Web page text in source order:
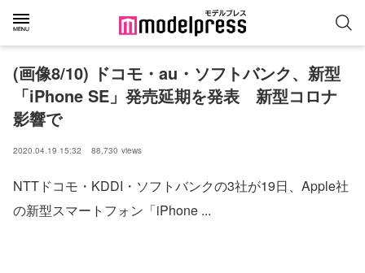
(画像8/10) ドコモ・au・ソフトバンク、新型
「iPhone SE」発売延期を発表 新型コロナ
影響で
2020.04.19 15:32 88,730 views
NTTドコモ・KDDI・ソフトバンクの3社が19日、Apple社
の新型スマートフォン「iPhone ...